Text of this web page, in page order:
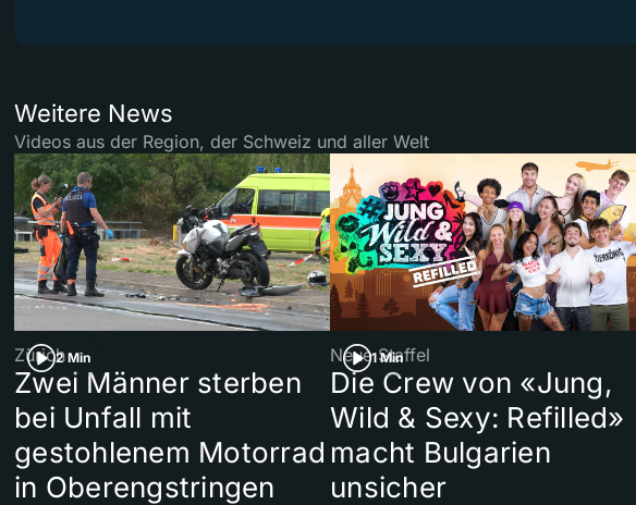
Weitere News
Videos aus der Region, der Schweiz und aller Welt
2 Min
Zürich
Zwei Männer sterben
bei Unfall mit
gestohlenem Motorrad
in Oberengstringen
1 Min
Neue Staffel
Die Crew von «Jung,
Wild & Sexy: Refilled»
macht Bulgarien
unsicher